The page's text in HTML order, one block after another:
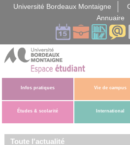
Université Bordeaux Montaigne
Annuaire
Infos pratiques Vie de campus
Études & scolarité International
Toute l'actualité
Gestion des cookies